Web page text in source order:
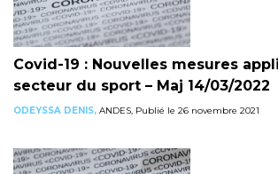
Covid-19 : Nouvelles mesures
secteur du sport – Maj 14/03/2022
ODEYSSA DENIS, ANDES, Publié le 26 novembre 2021